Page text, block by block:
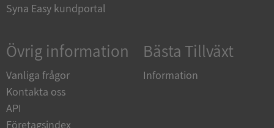
Syna Easy kundportal
Övrig information
Vanliga frågor
Kontakta oss
API
Företagsindex
Bästa Tillväxt
Information
__RequestVerificationToken
Microsoft
Corporation